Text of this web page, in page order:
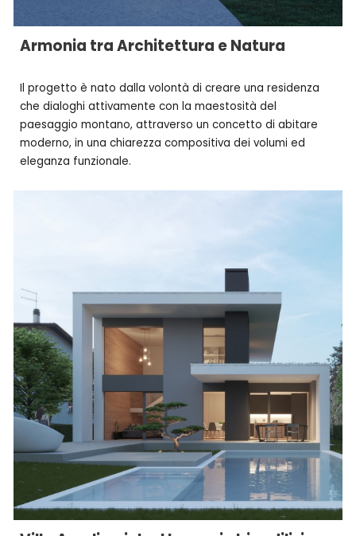
Armonia tra Architettura e Natura
Il progetto è nato dalla volontà di creare una residenza
che dialoghi attivamente con la maestosità del
paesaggio montano, attraverso un concetto di abitare
moderno, in una chiarezza compositiva dei volumi ed
eleganza funzionale.